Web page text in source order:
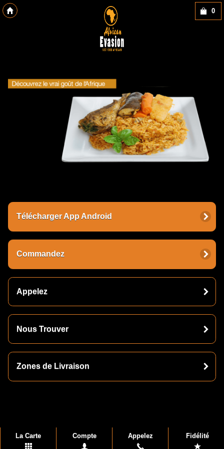
0
Télécharger App Android
Commandez
Appelez
Nous Trouver
Zones de Livraison
La Carte Compte Appelez Fidélité
Copyright des-click